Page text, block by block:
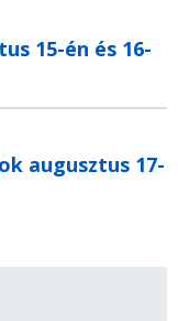
15-én és 16-
augusztus 17-